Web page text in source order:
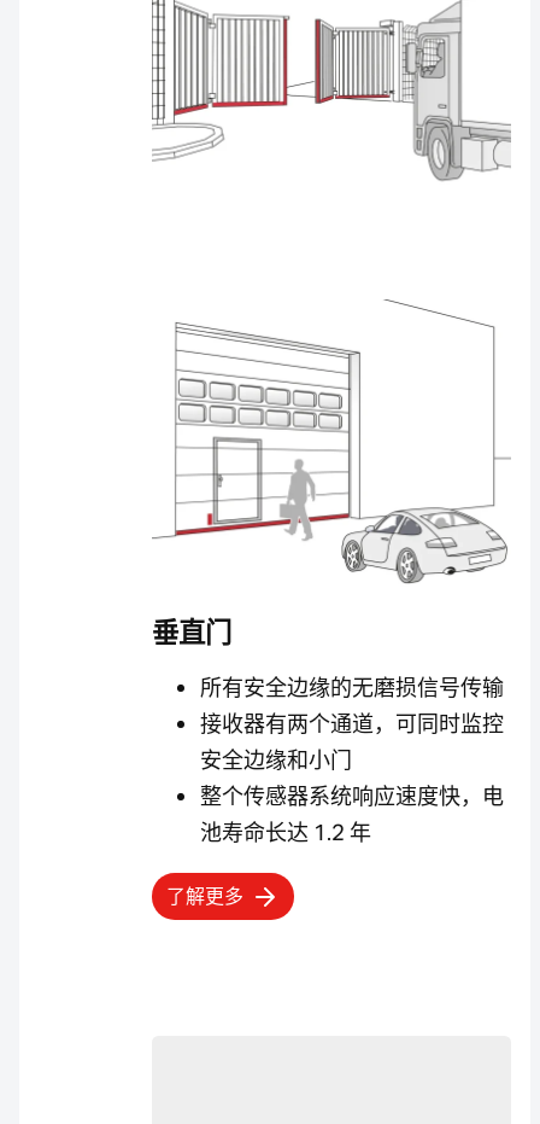
垂直门
所有安全边缘的无磨损信号传输
接收器有两个通道，可同时监控
安全边缘和小门
整个传感器系统响应速度快，电
池寿命长达 1.2 年
了解更多